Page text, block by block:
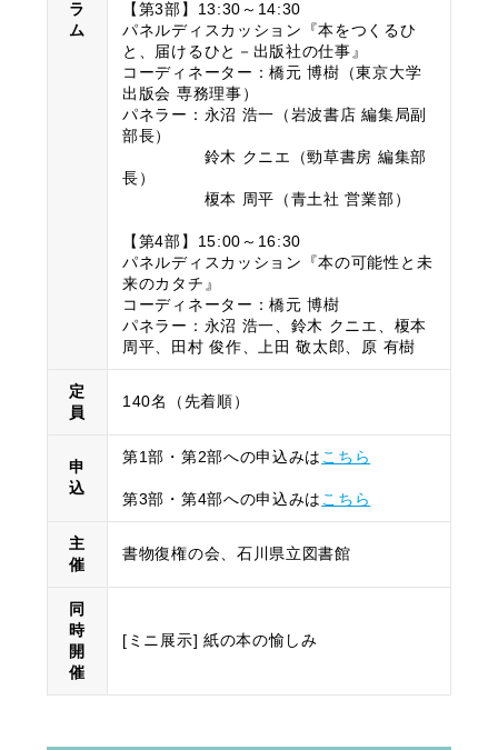
ラ
ム
【第3部】13:30～14:30
パネルディスカッション『本をつくるひ
と、届けるひと－出版社の仕事』
コーディネーター：橋元 博樹（東京大学
出版会 専務理事）
パネラー：永沼 浩一（岩波書店 編集局副
部長）
鈴木 クニエ（勁草書房 編集部
長）
榎本 周平（青土社 営業部）
【第4部】15:00～16:30
パネルディスカッション『本の可能性と未
来のカタチ』
コーディネーター：橋元 博樹
パネラー：永沼 浩一、鈴木 クニエ、榎本
周平、田村 俊作、上田 敬太郎、原 有樹
定
員
140名（先着順）
申
込
第1部・第2部への申込みは こちら
第3部・第4部への申込みは こちら
主
催
書物復権の会、石川県立図書館
同
時
開
催
[ミニ展示] 紙の本の愉しみ